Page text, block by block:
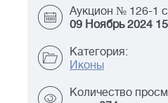
Аукцион № 126-1
09 Ноябрь 2024
Категория:
Иконы
Количество